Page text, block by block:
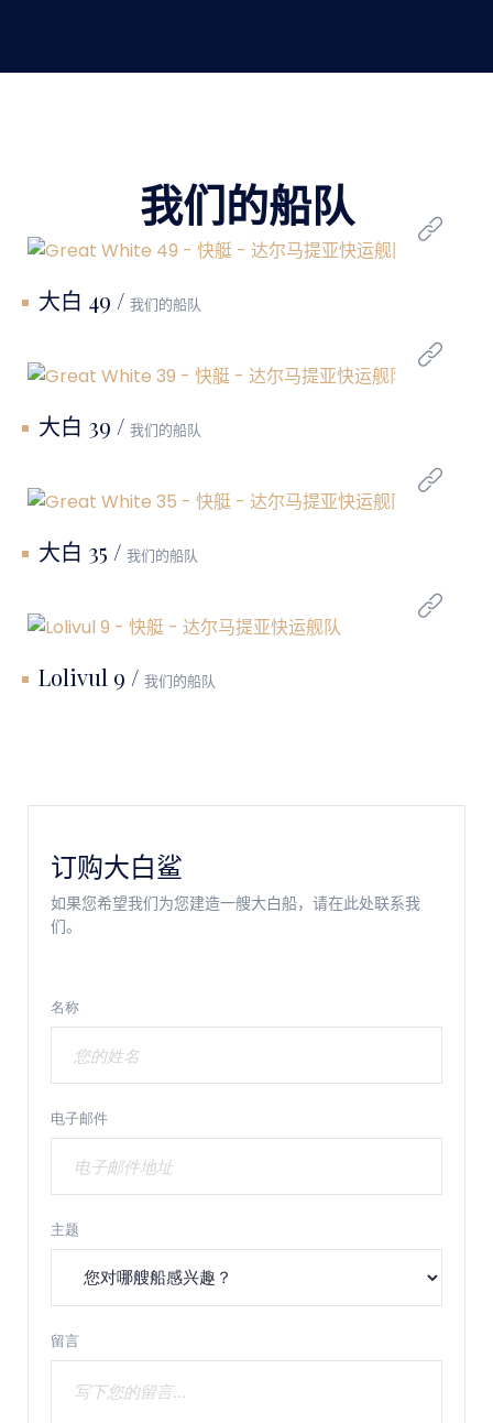
我们的船队
大白 49 / 我们的船队
大白 39 / 我们的船队
大白 35 / 我们的船队
Lolivul 9 / 我们的船队
订购大白鲨
如果您希望我们为您建造一艘大白船，请在此处联系我
们。
名称
电子邮件
主题
留言